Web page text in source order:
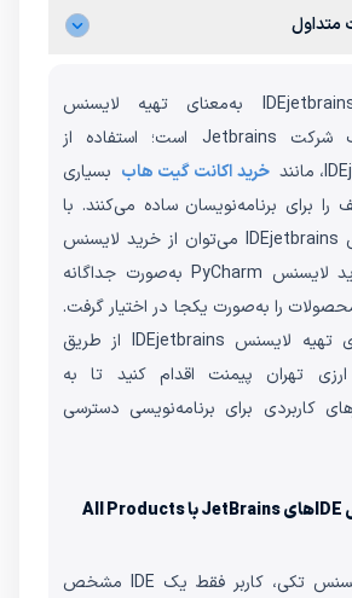
متداول
تهیه لایسنس IDEjetbrains به‌معنای تهیه لایسنس
محصولات مختلف شرکت Jetbrains است؛ استفاده از
خرید اکانت گیت هاب بسیاری
را برای برنامه‌نویسان ساده می‌کنند. با
استفاده از لایسنس IDEjetbrains می‌توان از خرید لایسنس
PHPStorm و خرید لایسنس PyCharm به‌صورت جداگانه
را به‌صورت یکجا در اختیار گرفت.
شما می‌توانید برای تهیه لایسنس IDEjetbrains از طریق
تهران پیمنت اقدام کنید تا به
کاربردی برای برنامه‌نویسی دسترسی
تفاوت لایسنس تکی IDEهای JetBrains با All Products
در فرآیند تهیه لایسنس تکی، کاربر فقط یک IDE مشخص